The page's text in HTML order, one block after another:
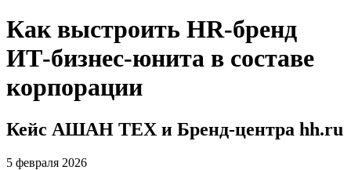
Как выстроить HR-бренд
ИТ-бизнес-юнита в составе
корпорации
Кейс АШАН ТЕХ и Бренд-центра hh.ru
5 февраля 2026